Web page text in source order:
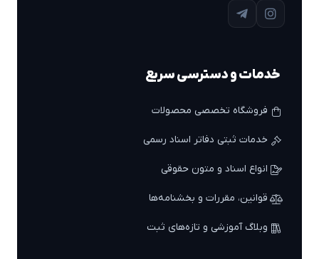
خدمات و دسترسی سریع
فروشگاه تخصصی محصولات
خدمات ثبتی دفاتر اسناد رسمی
انواع اسناد و متون حقوقی
قوانین، مقررات و بخشنامه‌ها
وبلاگ آموزشی و تازه‌های ثبت